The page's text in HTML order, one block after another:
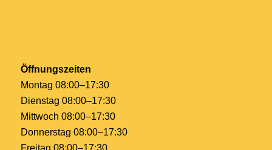
Öffnungszeiten
Montag 08:00–17:30
Dienstag 08:00–17:30
Mittwoch 08:00–17:30
Donnerstag 08:00–17:30